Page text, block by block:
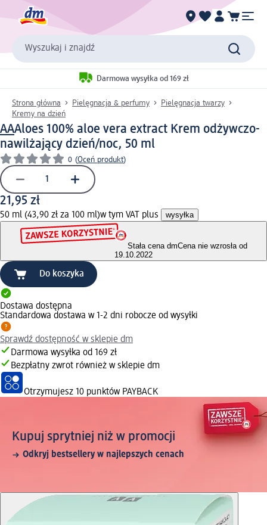
Wyszukaj i znajdź
Darmowa wysyłka od 169 zł
Strona główna Pielęgnacja & perfumy
Pielęgnacja twarzy
Kremy na dzień
AAAloes 100% aloe vera extract Krem odżywczo-
nawilżający dzień/noc, 50 ml
0 (Oceń produkt)
21,95 zł
50 ml (43,90 zł za 100 ml)w tym VAT plus wysyłka
Stała cena dmCena nie wzrosła od
19.10.2022
Do koszyka
Dostawa dostępna
Standardowa dostawa w 1-2 dni robocze od wysyłki
Sprawdź dostępność w sklepie dm
Darmowa wysyłka od 169 zł
Bezpłatny zwrot również w sklepie dm
Otrzymujesz 10 punktów PAYBACK
Kupuj sprytniej niż w promocji
Odkryj bestsellery w najlepszych cenach